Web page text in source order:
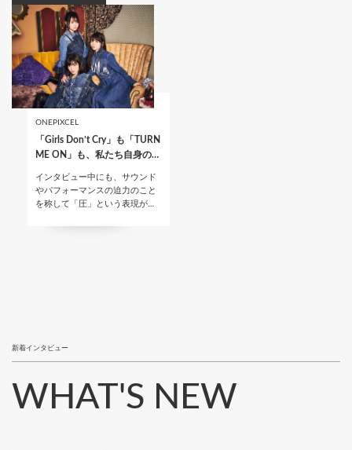
ONEPIXCEL
「Girls Don’t Cry」も「TURN
ME ON」も、私たち自身の…
インタビュー中にも、サウンド
やパフォーマンスの迫力のこと
を称して「圧」という表現が…
新着インタビュー
WHAT'S NEW